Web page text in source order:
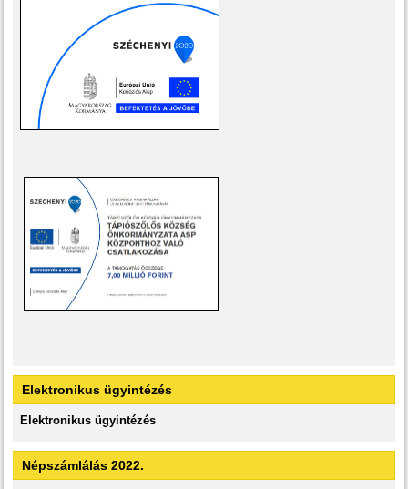
Elektronikus ügyintézés
Elektronikus ügyintézés
Népszámlálás 2022.